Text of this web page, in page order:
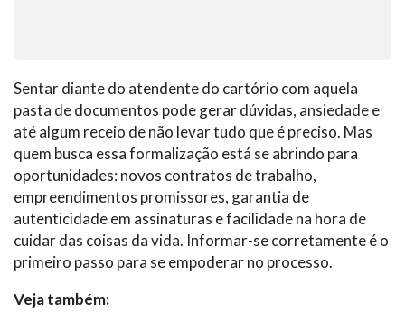
Sentar diante do atendente do cartório com aquela
pasta de documentos pode gerar dúvidas, ansiedade e
até algum receio de não levar tudo que é preciso. Mas
quem busca essa formalização está se abrindo para
oportunidades: novos contratos de trabalho,
empreendimentos promissores, garantia de
autenticidade em assinaturas e facilidade na hora de
cuidar das coisas da vida. Informar-se corretamente é o
primeiro passo para se empoderar no processo.
Veja também: